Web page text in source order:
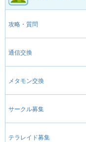
攻略・質問
通信交換
メタモン交換
サークル募集
テラレイド募集